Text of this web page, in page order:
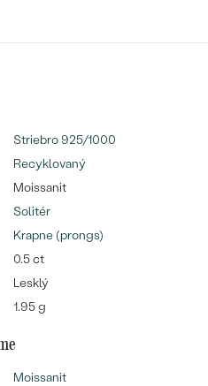
Striebro 925/1000
Recyklovaný
Moissanit
Solitér
Krapne (prongs)
0.5 ct
Lesklý
1.95 g
Moissanit